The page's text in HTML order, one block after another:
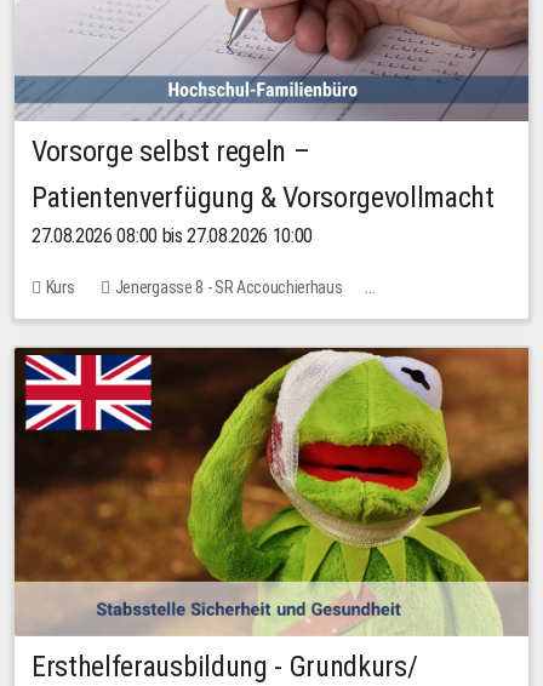
Vorsorge selbst regeln –
Patientenverfügung & Vorsorgevollmacht
27.08.2026 08:00 bis 27.08.2026 10:00
Kurs
Jenergasse 8 - SR Accouchierhaus
Keine freien Plätze
Ersthelferausbildung - Grundkurs/